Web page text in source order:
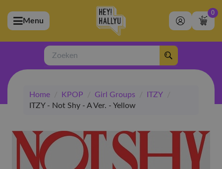
(Artiesten)
(Merchandise)
(Exclusive)
(Winkel)
Menu
0
Zoeken
Home / KPOP / Girl Groups / ITZY
/
ITZY - Not Shy - A Ver. - Yellow